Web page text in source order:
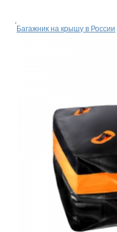
Багажник на крышу в России